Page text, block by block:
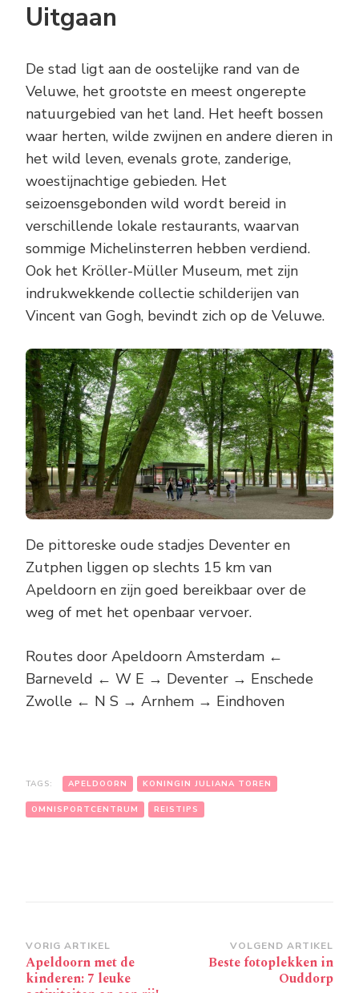
Uitgaan
De stad ligt aan de oostelijke rand van de
Veluwe, het grootste en meest ongerepte
natuurgebied van het land. Het heeft bossen
waar herten, wilde zwijnen en andere dieren in
het wild leven, evenals grote, zanderige,
woestijnachtige gebieden. Het
seizoensgebonden wild wordt bereid in
verschillende lokale restaurants, waarvan
sommige Michelinsterren hebben verdiend.
Ook het Kröller-Müller Museum, met zijn
indrukwekkende collectie schilderijen van
Vincent van Gogh, bevindt zich op de Veluwe.
De pittoreske oude stadjes Deventer en
Zutphen liggen op slechts 15 km van
Apeldoorn en zijn goed bereikbaar over de
weg of met het openbaar vervoer.
Routes door Apeldoorn Amsterdam ←
Barneveld ← W E → Deventer → Enschede
Zwolle ← N S → Arnhem → Eindhoven
TAGS: APELDOORN KONINGIN JULIANA TOREN
OMNISPORTCENTRUM REISTIPS
Bericht
navigatie
VORIG ARTIKEL
Apeldoorn met de
kinderen: 7 leuke
VOLGEND ARTIKEL
Beste fotoplekken in
Ouddorp